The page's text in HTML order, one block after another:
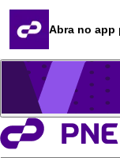
Quero revender
Blog
Whatsapp (16) 99764-8401
Televendas (47)
Abra no app